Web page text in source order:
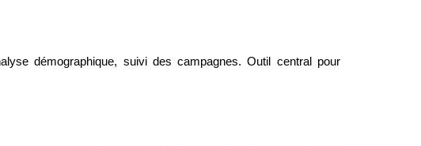
démographique, suivi des campagnes. Outil central pour